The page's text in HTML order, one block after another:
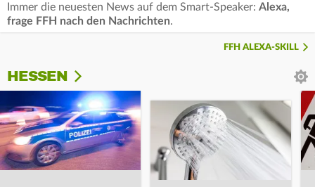
Immer die neuesten News auf dem Smart-Speaker: Alexa,
frage FFH nach den Nachrichten.
FFH ALEXA-SKILL
HESSEN